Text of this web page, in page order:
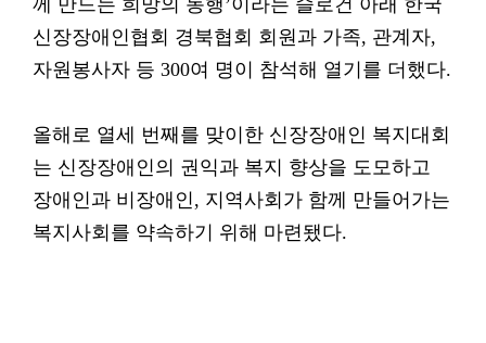
께 만드는 희망의 동행’이라는 슬로건 아래 한국
신장장애인협회 경북협회 회원과 가족, 관계자,
자원봉사자 등 300여 명이 참석해 열기를 더했다.
올해로 열세 번째를 맞이한 신장장애인 복지대회
는 신장장애인의 권익과 복지 향상을 도모하고
장애인과 비장애인, 지역사회가 함께 만들어가는
복지사회를 약속하기 위해 마련됐다.